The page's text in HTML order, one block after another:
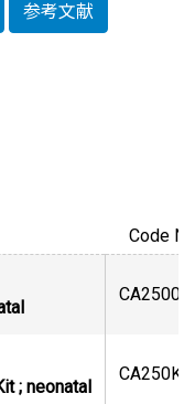
参考文献
Code
; neonatal